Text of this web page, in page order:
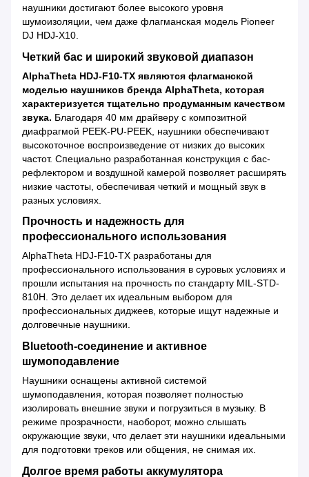
наушники достигают более высокого уровня
шумоизоляции, чем даже флагманская модель Pioneer
DJ HDJ-X10.
Четкий бас и широкий звуковой диапазон
AlphaTheta HDJ-F10-TX являются флагманской
моделью наушников бренда AlphaTheta, которая
характеризуется тщательно продуманным качеством
звука. Благодаря 40 мм драйверу с композитной
диафрагмой PEEK-PU-PEEK, наушники обеспечивают
высокоточное воспроизведение от низких до высоких
частот. Специально разработанная конструкция с бас-
рефлектором и воздушной камерой позволяет расширять
низкие частоты, обеспечивая четкий и мощный звук в
разных условиях.
Прочность и надежность для
профессионального использования
AlphaTheta HDJ-F10-TX разработаны для
профессионального использования в суровых условиях и
прошли испытания на прочность по стандарту MIL-STD-
810H. Это делает их идеальным выбором для
профессиональных диджеев, которые ищут надежные и
долговечные наушники.
Bluetooth-соединение и активное
шумоподавление
Наушники оснащены активной системой
шумоподавления, которая позволяет полностью
изолировать внешние звуки и погрузиться в музыку. В
режиме прозрачности, наоборот, можно слышать
окружающие звуки, что делает эти наушники идеальными
для подготовки треков или общения, не снимая их.
Долгое время работы аккумулятора